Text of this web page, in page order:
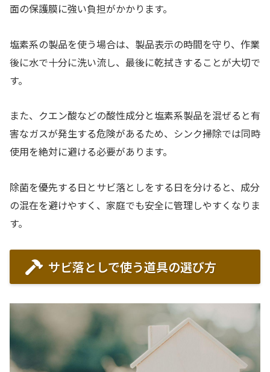
面の保護膜に強い負担がかかります。
塩素系の製品を使う場合は、製品表示の時間を守り、作業
後に水で十分に洗い流し、最後に乾拭きすることが大切で
す。
また、クエン酸などの酸性成分と塩素系製品を混ぜると有
害なガスが発生する危険があるため、シンク掃除では同時
使用を絶対に避ける必要があります。
除菌を優先する日とサビ落としをする日を分けると、成分
の混在を避けやすく、家庭でも安全に管理しやすくなりま
す。
サビ落としで使う道具の選び方